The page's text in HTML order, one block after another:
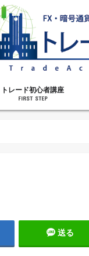
トレード初心者講座
FIRST STEP
送る